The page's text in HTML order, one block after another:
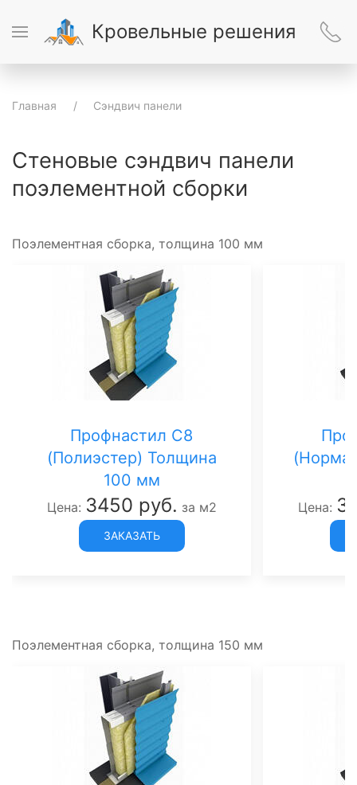
Кровельные решения
Главная Сэндвич панели
Стеновые сэндвич панели
поэлементной сборки
Поэлементная сборка, толщина 100 мм
Профнастил С8
(Полиэстер) Толщина
100 мм
Цена: 3450 руб. за м2
ЗАКАЗАТЬ
Цена:
Поэлементная сборка, толщина 150 мм